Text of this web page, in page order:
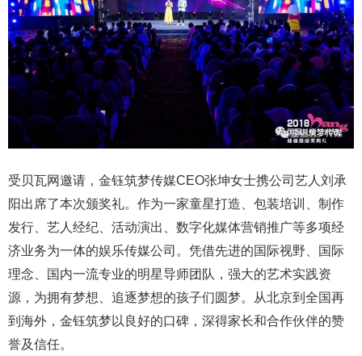
受贝瓦网邀请，金钰筑梦传媒CEO张坤女士携公司艺人刘承
阳出席了本次颁奖礼。作为一家童星打造、包装培训、制作
发行、艺人经纪、活动演出、数字化媒体营销推广等多项经
济业务为一体的娱乐传媒公司。凭借先进的国际视野、国际
理念、国内一流专业的明星导师团队，强大的艺术实践资
源，为拥有梦想、追逐梦想的孩子们圆梦。从北京到全国再
到海外，金钰筑梦以良好的口碑，深得家长和合作伙伴的赞
誉及信任。